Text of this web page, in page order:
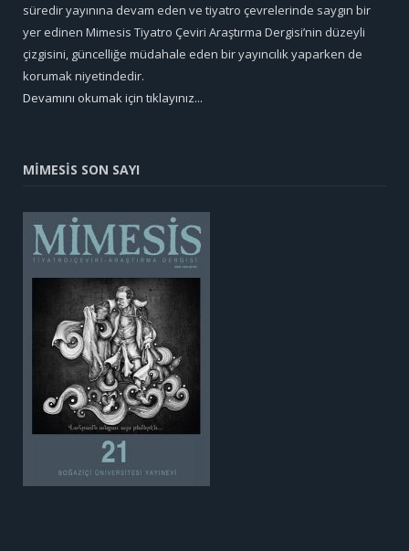
süredir yayınına devam eden ve tiyatro çevrelerinde saygın bir
yer edinen Mimesis Tiyatro Çeviri Araştırma Dergisi’nin düzeyli
çizgisini, güncelliğe müdahale eden bir yayıncılık yaparken de
korumak niyetindedir.
Devamını okumak için tıklayınız...
MİMESİS SON SAYI